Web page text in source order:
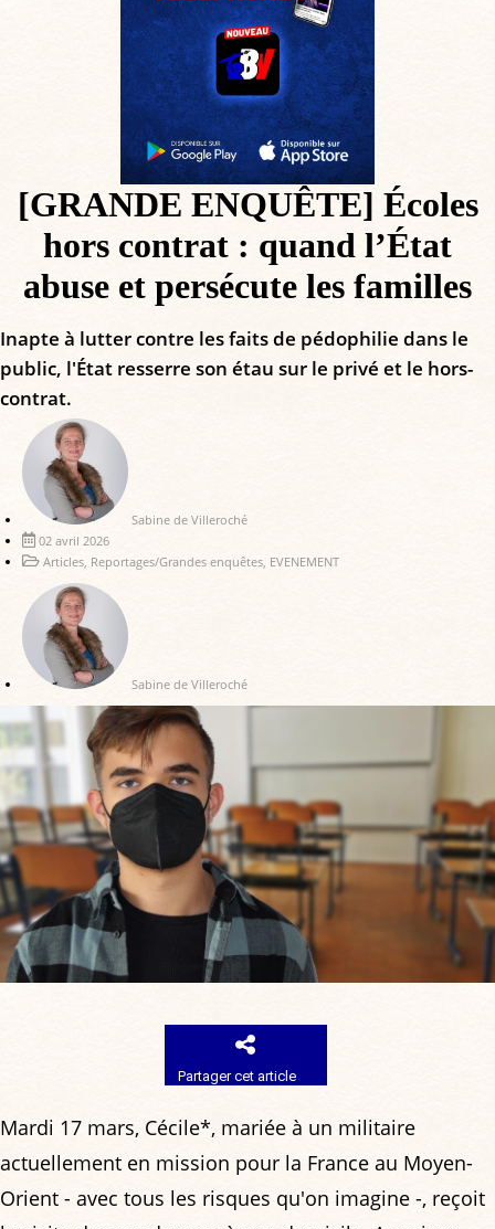
[GRANDE ENQUÊTE] Écoles
hors contrat : quand l’État
abuse et persécute les familles
Inapte à lutter contre les faits de pédophilie dans le
public, l'État resserre son étau sur le privé et le hors-
contrat.
Sabine de Villeroché
02 avril 2026
Articles Reportages/Grandes enquêtes EVENEMENT
Sabine de Villeroché
Partager cet article
Mardi 17 mars, Cécile*, mariée à un militaire
actuellement en mission pour la France au Moyen-
Orient - avec tous les risques qu'on imagine -, reçoit